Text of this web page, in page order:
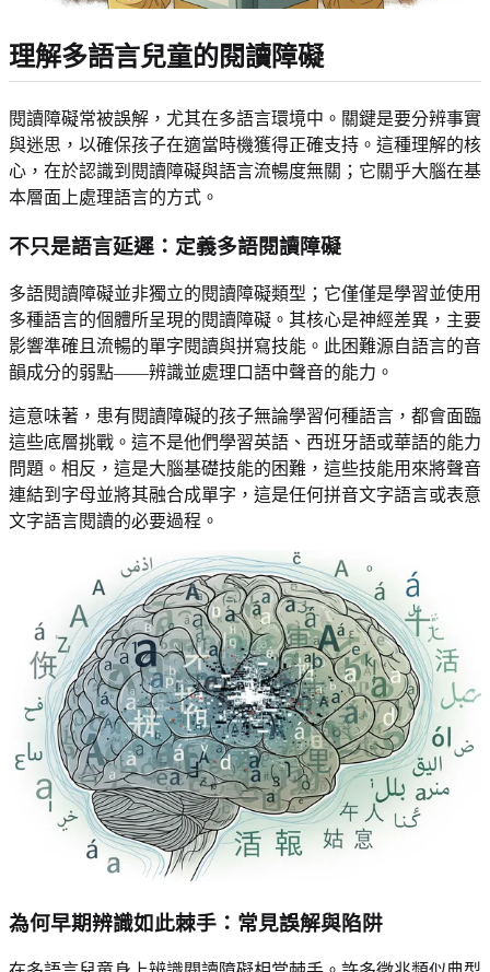
理解多語言兒童的閱讀障礙
閱讀障礙常被誤解，尤其在多語言環境中。關鍵是要分辨事實
與迷思，以確保孩子在適當時機獲得正確支持。這種理解的核
心，在於認識到閱讀障礙與語言流暢度無關；它關乎大腦在基
本層面上處理語言的方式。
不只是語言延遲：定義多語閱讀障礙
多語閱讀障礙並非獨立的閱讀障礙類型；它僅僅是學習並使用
多種語言的個體所呈現的閱讀障礙。其核心是神經差異，主要
影響準確且流暢的單字閱讀與拼寫技能。此困難源自語言的音
韻成分的弱點——辨識並處理口語中聲音的能力。
這意味著，患有閱讀障礙的孩子無論學習何種語言，都會面臨
這些底層挑戰。這不是他們學習英語、西班牙語或華語的能力
問題。相反，這是大腦基礎技能的困難，這些技能用來將聲音
連結到字母並將其融合成單字，這是任何拼音文字語言或表意
文字語言閱讀的必要過程。
為何早期辨識如此棘手：常見誤解與陷阱